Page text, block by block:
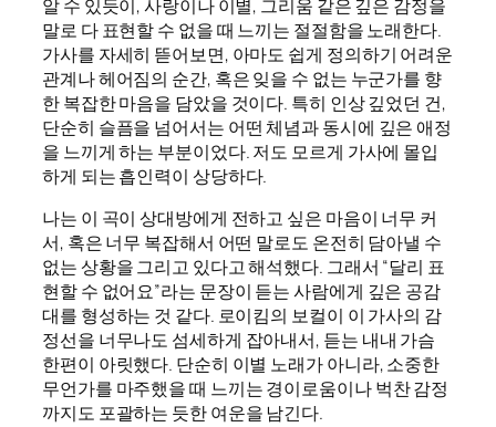
알 수 있듯이, 사랑이나 이별, 그리움 같은 깊은 감정을
말로 다 표현할 수 없을 때 느끼는 절절함을 노래한다.
가사를 자세히 뜯어보면, 아마도 쉽게 정의하기 어려운
관계나 헤어짐의 순간, 혹은 잊을 수 없는 누군가를 향
한 복잡한 마음을 담았을 것이다. 특히 인상 깊었던 건,
단순히 슬픔을 넘어서는 어떤 체념과 동시에 깊은 애정
을 느끼게 하는 부분이었다. 저도 모르게 가사에 몰입
하게 되는 흡인력이 상당하다.
나는 이 곡이 상대방에게 전하고 싶은 마음이 너무 커
서, 혹은 너무 복잡해서 어떤 말로도 온전히 담아낼 수
없는 상황을 그리고 있다고 해석했다. 그래서 “달리 표
현할 수 없어요”라는 문장이 듣는 사람에게 깊은 공감
대를 형성하는 것 같다. 로이킴의 보컬이 이 가사의 감
정선을 너무나도 섬세하게 잡아내서, 듣는 내내 가슴
한편이 아릿했다. 단순히 이별 노래가 아니라, 소중한
무언가를 마주했을 때 느끼는 경이로움이나 벅찬 감정
까지도 포괄하는 듯한 여운을 남긴다.